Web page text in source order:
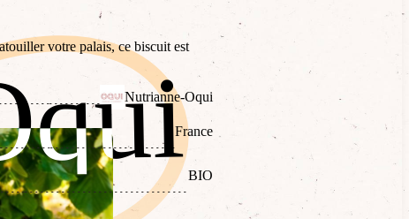
votre palais, ce biscuit est
Nutrianne-Oqui
France
BIO